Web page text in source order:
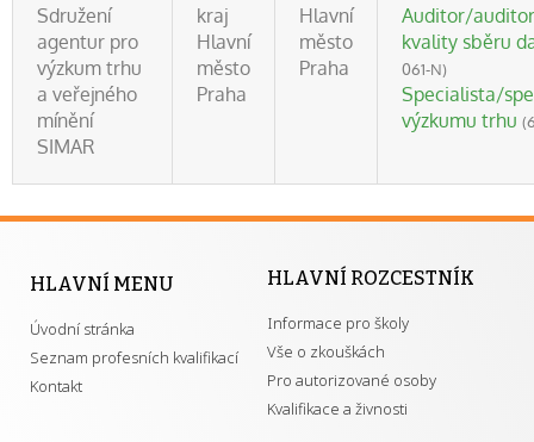
Sdružení
agentur pro
výzkum trhu
a veřejného
mínění
SIMAR
kraj
Hlavní
město
Praha
Hlavní
město
Praha
Auditor/
kvality sběru
061-N)
Specialista/
výzkumu trhu
HLAVNÍ MENU
Úvodní stránka
Seznam profesních kvalifikací
Kontakt
HLAVNÍ ROZCESTNÍK
Informace pro školy
Vše o zkouškách
Pro autorizované osoby
Kvalifikace a živnosti